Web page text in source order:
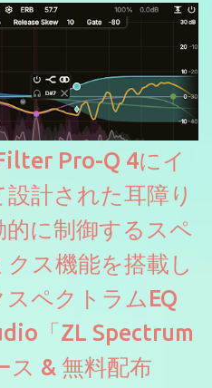
Pro-Q 4にイ
計された耳障り
に制御するスペ
ス機能を搭載し
ペクトラムEQ
「ZL Spectrum
ス & 無料配布